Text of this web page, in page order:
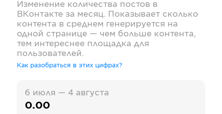
Изменение количества постов в
ВКонтакте за месяц. Показывает сколько
контента в среднем генерируется на
одной странице — чем больше контента,
тем интереснее площадка для
пользователей.
Как разобраться в этих цифрах?
6 июля — 4 августа
0.00